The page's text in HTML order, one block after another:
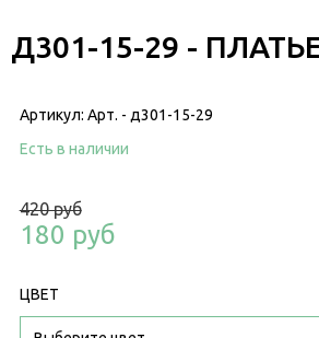
Д301-15-29 -
Артикул: Арт. - д301-15-29
Есть в наличии
420 руб
180 руб
ЦВЕТ